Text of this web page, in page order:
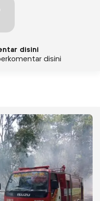
disini
disini